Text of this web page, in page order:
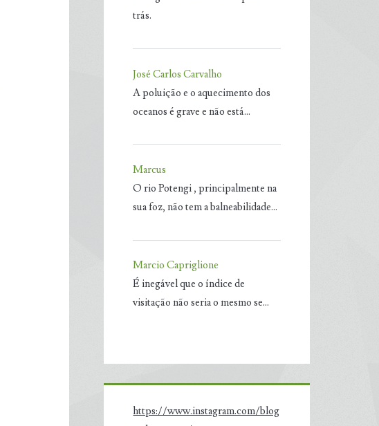
trás.
José Carlos Carvalho
A poluição e o aquecimento dos
oceanos é grave e não está…
Marcus
O rio Potengi , principalmente na
sua foz, não tem a balneabilidade…
Marcio Capriglione
É inegável que o índice de
visitação não seria o mesmo se…
https://www.instagram.com/blog